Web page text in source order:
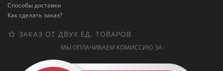
Способы доставки
Как сделать заказ?
ЗАКАЗ ОТ ДВУХ ЕД. ТОВАРОВ
МЫ ОПЛАЧИВАЕМ КОМИССИЮ ЗА: